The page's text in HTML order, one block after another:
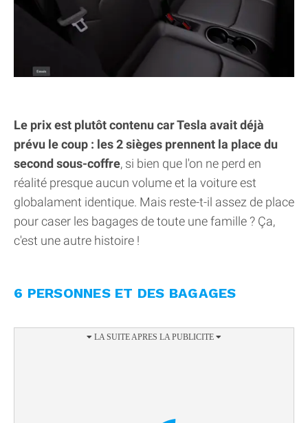
Le prix est plutôt contenu car Tesla avait déjà
prévu le coup : les 2 sièges prennent la place du
second sous-coffre, si bien que l'on ne perd en
réalité presque aucun volume et la voiture est
globalament identique. Mais reste-t-il assez de place
pour caser les bagages de toute une famille ? Ça,
c'est une autre histoire !
6 PERSONNES ET DES BAGAGES